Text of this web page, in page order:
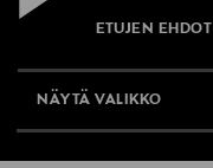
ETUJEN EHDOT
NÄYTÄ VALIKKO